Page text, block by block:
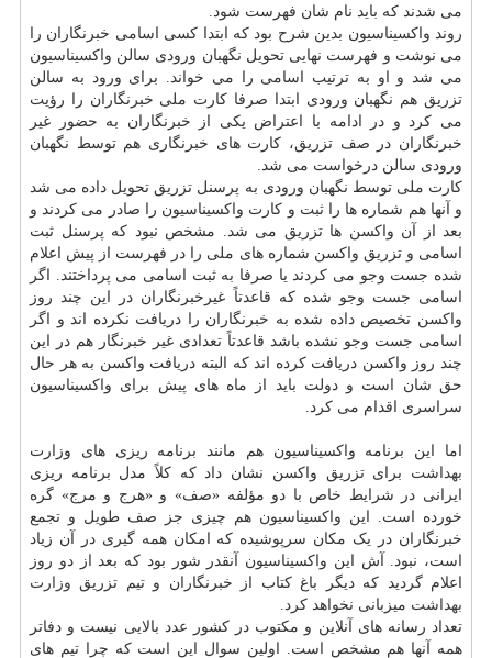
می شدند که باید نام شان فهرست شود.
روند واکسیناسیون بدین شرح بود که ابتدا کسی اسامی خبرنگاران را
می نوشت و فهرست نهایی تحویل نگهبان ورودی سالن واکسیناسیون
می شد و او به ترتیب اسامی را می خواند. برای ورود به سالن
تزریق هم نگهبان ورودی ابتدا صرفا کارت ملی خبرنگاران را رؤیت
می کرد و در ادامه با اعتراض یکی از خبرنگاران به حضور غیر
خبرنگاران در صف تزریق، کارت های خبرنگاری هم توسط نگهبان
ورودی سالن درخواست می شد.
کارت ملی توسط نگهبان ورودی به پرسنل تزریق تحویل داده می شد
و آنها هم شماره ها را ثبت و کارت واکسیناسیون را صادر می کردند و
بعد از آن واکسن ها تزریق می شد. مشخص نبود که پرسنل ثبت
اسامی و تزریق واکسن شماره های ملی را در فهرست از پیش اعلام
شده جست وجو می کردند یا صرفا به ثبت اسامی می پرداختند. اگر
اسامی جست وجو شده که قاعدتاً غیرخبرنگاران در این چند روز
واکسن تخصیص داده شده به خبرنگاران را دریافت نکرده اند و اگر
اسامی جست وجو نشده باشد قاعدتاً تعدادی غیر خبرنگار هم در این
چند روز واکسن دریافت کرده اند که البته دریافت واکسن به هر حال
حق شان است و دولت باید از ماه های پیش برای واکسیناسیون
سراسری اقدام می کرد.
اما این برنامه واکسیناسیون هم مانند برنامه ریزی های وزارت
بهداشت برای تزریق واکسن نشان داد که کلاً مدل برنامه ریزی
ایرانی در شرایط خاص با دو مؤلفه «صف» و «هرج و مرج» گره
خورده است. این واکسیناسیون هم چیزی جز صف طویل و تجمع
خبرنگاران در یک مکان سرپوشیده که امکان همه گیری در آن زیاد
است، نبود. آش این واکسیناسیون آنقدر شور بود که بعد از دو روز
اعلام گردید که دیگر باغ کتاب از خبرنگاران و تیم تزریق وزارت
بهداشت میزبانی نخواهد کرد.
تعداد رسانه های آنلاین و مکتوب در کشور عدد بالایی نیست و دفاتر
همه آنها هم مشخص است. اولین سوال این است که چرا تیم های